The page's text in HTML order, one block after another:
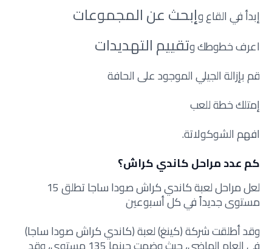
إبدأ في القاع وإبحث عن المجموعات
اعرف خطوطك وتقييم التهديدات
قم بإزالة الجيلي الموجود على الحافة
إمتلك خطة للعب
افهم الشوكولاتة.
كم عدد مراحل كاندي كراش؟
لعل مراحل لعبة كاندي كراش صودا ساجا تطلق 15
مستوى جديداً في كل أسبوعين
وقد أطلقت شركة (كينغ) لعبة (كاندي كراش صودا ساجا)